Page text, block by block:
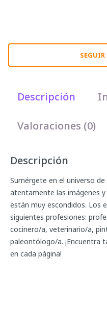
Descripción
Valoraciones (0)
Descripción
Sumérgete en el universo
atentamente las imágenes
están muy escondidos. Los
siguientes profesiones:
cocinero/a, veterinario/a,
paleontólogo/a. ¡Encuentra
en cada página!